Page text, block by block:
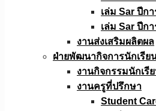
เล่ม Sar ปีก
เล่ม Sar ปีก
งานส่งเสริมผลิตผล
ฝ่ายพัฒนากิจการนักเรีย
งานกิจกรรมนักเรี
งานครูที่ปรึกษา
Student